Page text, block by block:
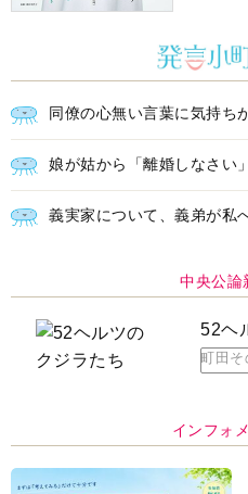
同僚の心無い言葉に気持ち
娘が姑から「離婚しなさい
義実家について、義弟が私
中央公論
52ヘ
町田
インフォ